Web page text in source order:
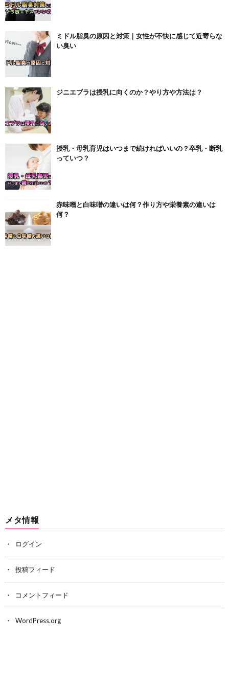
ミドル脂臭の原因と対策｜女性が不快に感じて近寄らな
い臭い
ジニエブラは授乳に向くのか？やり方や方法は？
授乳・母乳育児はいつまで続ければいいの？卒乳・断乳
っていつ？
赤味噌と白味噌の違いは何？作り方や栄養素の違いは
何？
メタ情報
ログイン
投稿フィード
コメントフィード
WordPress.org